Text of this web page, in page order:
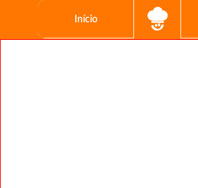
Início